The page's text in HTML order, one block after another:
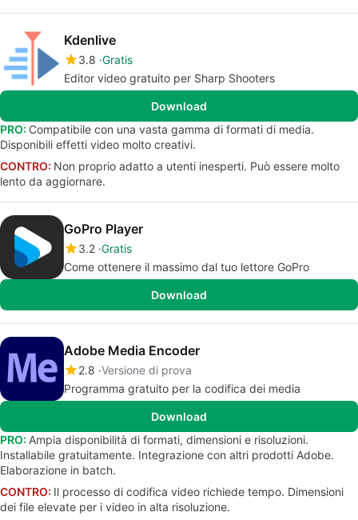
Kdenlive
3.8 Gratis
Editor video gratuito per Sharp Shooters
Download
PRO: Compatibile con una vasta gamma di formati di media.
Disponibili effetti video molto creativi.
CONTRO: Non proprio adatto a utenti inesperti. Può essere molto
lento da aggiornare.
GoPro Player
3.2 Gratis
Come ottenere il massimo dal tuo lettore GoPro
Download
Adobe Media Encoder
2.8 Versione di prova
Programma gratuito per la codifica dei media
Download
PRO: Ampia disponibilità di formati, dimensioni e risoluzioni.
Installabile gratuitamente. Integrazione con altri prodotti Adobe.
Elaborazione in batch.
CONTRO: Il processo di codifica video richiede tempo. Dimensioni
dei file elevate per i video in alta risoluzione.